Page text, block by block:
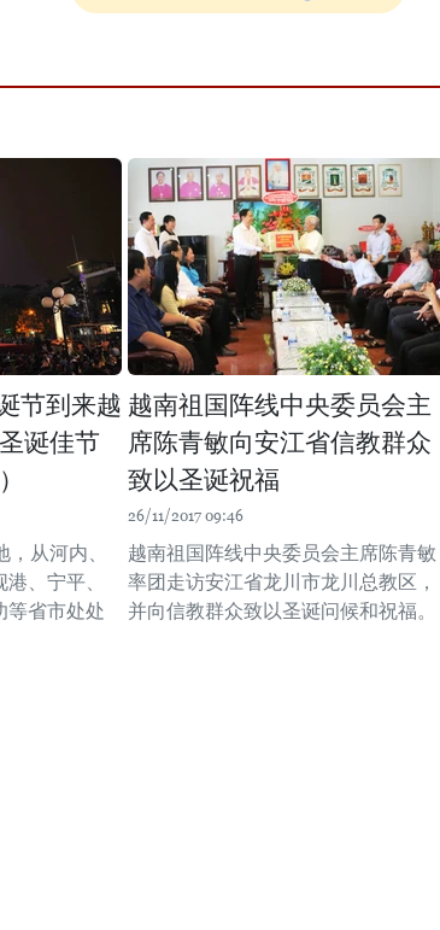
节到来越
诞佳节
从河内、
、宁平、
等省市处处
越南祖国阵线中央委员会主
席陈青敏向安江省信教群众
致以圣诞祝福
26/11/2017 09:46
越南祖国阵线中央委员会主席陈青敏
率团走访安江省龙川市龙川总教区，
并向信教群众致以圣诞问候和祝福。